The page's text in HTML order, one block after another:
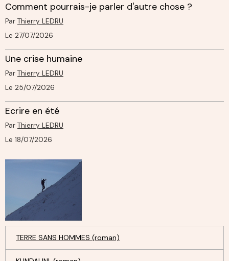
Comment pourrais-je parler d'autre chose ?
Par Thierry LEDRU
Le 27/07/2026
Une crise humaine
Par Thierry LEDRU
Le 25/07/2026
Ecrire en été
Par Thierry LEDRU
Le 18/07/2026
TERRE SANS HOMMES (roman)